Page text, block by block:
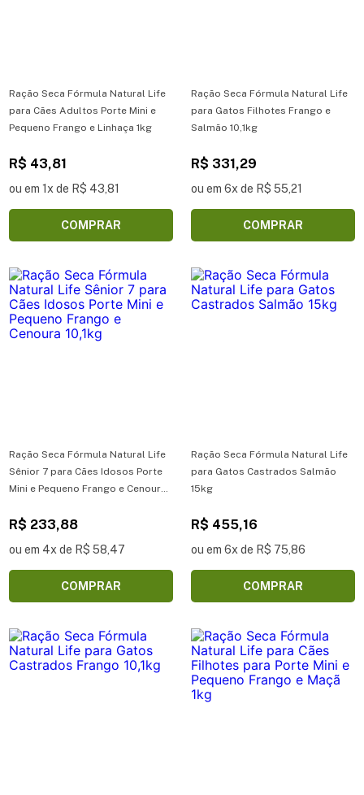
Ração Seca Fórmula Natural Life
para Cães Adultos Porte Mini e
Pequeno Frango e Linhaça 1kg
R$ 43,81
ou em 1x de R$ 43,81
COMPRAR
Ração Seca Fórmula Natural Life
para Gatos Filhotes Frango e
Salmão 10,1kg
R$ 331,29
ou em 6x de R$ 55,21
COMPRAR
Ração Seca Fórmula Natural Life
Sênior 7 para Cães Idosos Porte
Mini e Pequeno Frango e Cenoura
R$ 233,88
ou em 4x de R$ 58,47
COMPRAR
Ração Seca Fórmula Natural Life
para Gatos Castrados Salmão
15kg
R$ 455,16
ou em 6x de R$ 75,86
COMPRAR